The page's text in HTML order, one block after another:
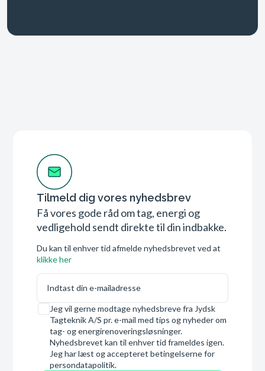
Tilmeld dig vores nyhedsbrev
Få vores gode råd om tag, energi og
vedligehold sendt direkte til din indbakke.
Du kan til enhver tid afmelde nyhedsbrevet ved at
klikke her
E-mail
Samtykke
Jeg vil gerne modtage nyhedsbreve fra Jydsk
Tagteknik A/S pr. e-mail med tips og nyheder om
tag- og energirenoveringsløsninger.
Nyhedsbrevet kan til enhver tid frameldes igen.
Jeg har læst og accepteret betingelserne for
persondatapolitik.